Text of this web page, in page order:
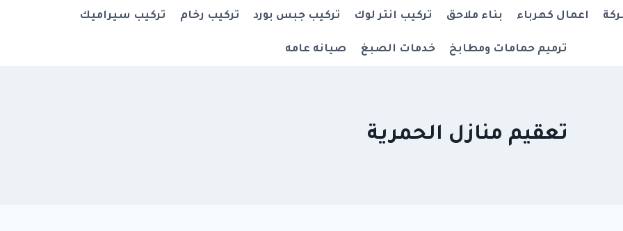
اعمال كهرباء بناء ملاحق تركيب انتر لوك تركيب جبس بورد تركيب رخام تركيب سيراميك
ترميم حمامات ومطابخ خدمات الصبغ صيانه عامه
تعقيم منازل الحمرية